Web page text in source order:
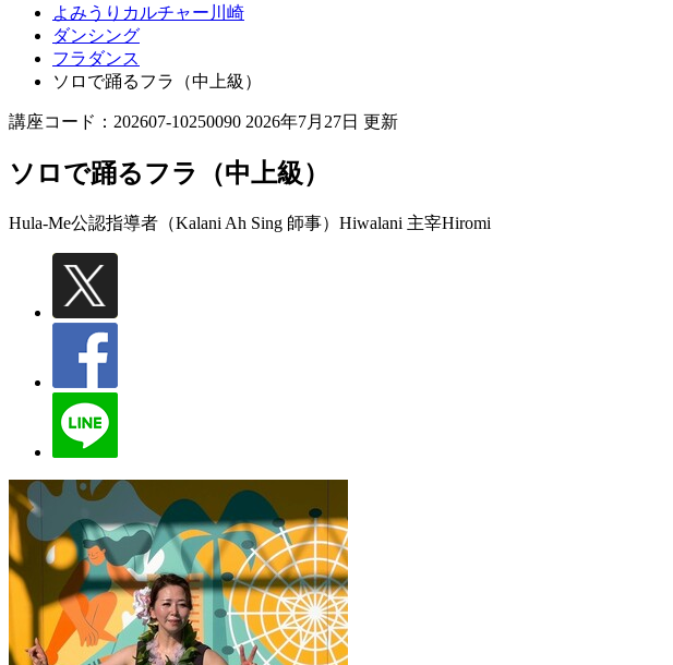
よみうりカルチャー川崎
ダンシング
フラダンス
ソロで踊るフラ（中上級）
講座コード：202607-10250090 2026年7月27日 更新
ソロで踊るフラ（中上級）
Hula-Me公認指導者（Kalani Ah Sing 師事）Hiwalani 主宰Hiromi